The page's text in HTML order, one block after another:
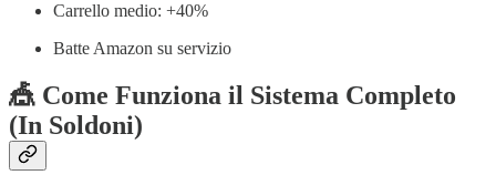
Carrello medio: +40%
Batte Amazon su servizio
🎪 Come Funziona il Sistema Completo
(In Soldoni)